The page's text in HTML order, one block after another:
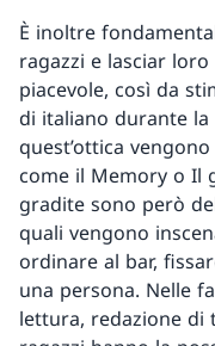
È inoltre
ragazzi e lasciar
piacevole, così da
di italiano durante
quest’ottica
come il Memory o Il
gradite sono però
quali vengono
ordinare al bar,
una persona. Nelle
lettura, redazione di